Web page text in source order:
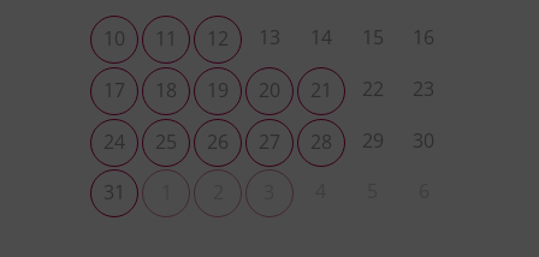
10 11 12 13 14 15
16
17
18 19 20 21 22
23
24
25 26 27 28 29
30
31